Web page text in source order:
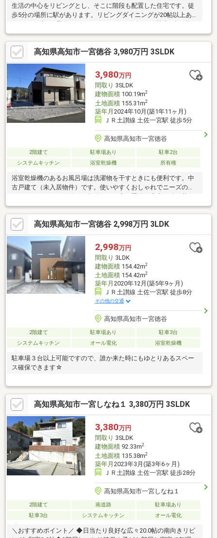
生活の中心をリビングとし、そこに階段も配置した住宅です。徒
歩5分の場所に駅があります。リビングダイニングが20帖以上あ
ので、友達や親戚の方が急に来ても置けます。110.96㎡の建物面
積がある物件です。ゆったりとしたくつろぎの空間のある、3LDK
の物件です。オール電化住宅で毎日をもっとクリーンにしてみま
せんか。
高知県高知市一宮徳谷 3,980万円 3SLDK
3,980万円
間取り 3SLDK
建物面積100.19m2
土地面積155.31m2
築年月 2024年10月(築1年11ヶ月)
ＪＲ土讃線 土佐一宮駅 徒歩5分
高知県高知市一宮徳谷
2階建て 駐車場あり
駐車2台
システムキッチン
浴室乾燥機 所有権
浴室乾燥機のあるお風呂場は洗濯物を干すときにも便利です。中
古戸建て（未入居物件）です。使いやすくおしゃれでニーズの高
機能付きです。駅の近くに立地する、徒歩5分圏内の物件です。家
族とのコミュニケーション機会を増やす、リビング階段がおすす
めです。南側に道路があるため十分な日当たりが確保できます。
高知県高知市一宮徳谷 2,998万円 3LDK
2,998万円
間取り 3LDK
建物面積154.42m2
土地面積154.42m2
築年月 2020年12月(築5年9ヶ月)
ＪＲ土讃線 土佐一宮駅 徒歩8分
その他の交通
高知県高知市一宮徳谷
2階建て 駐車場あり
駐車3台
システムキッチン
オール電化 浴室乾燥機
駐車場３台以上可能ですので、誰か来た時にもゆとりあるスペー
ス確保できます☆
高知県高知市一宮しなね１ 3,380万円 3SLDK
3,380万円
間取り 3SLDK
建物面積92.33m2
土地面積135.38m2
築年月 2023年3月(築3年6ヶ月)
ＪＲ土讃線 土佐一宮駅 徒歩28分
高知県高知市一宮しなね１
2階建て 南道路
駐車場あり
駐車3台
システムキッチン オール電化
＼おすすめポイント／ ◆日当たり良好な広々20.0帖の南向きリビ